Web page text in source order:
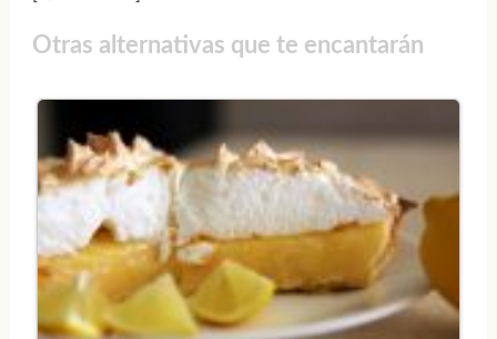
Otras alternativas que te encantarán